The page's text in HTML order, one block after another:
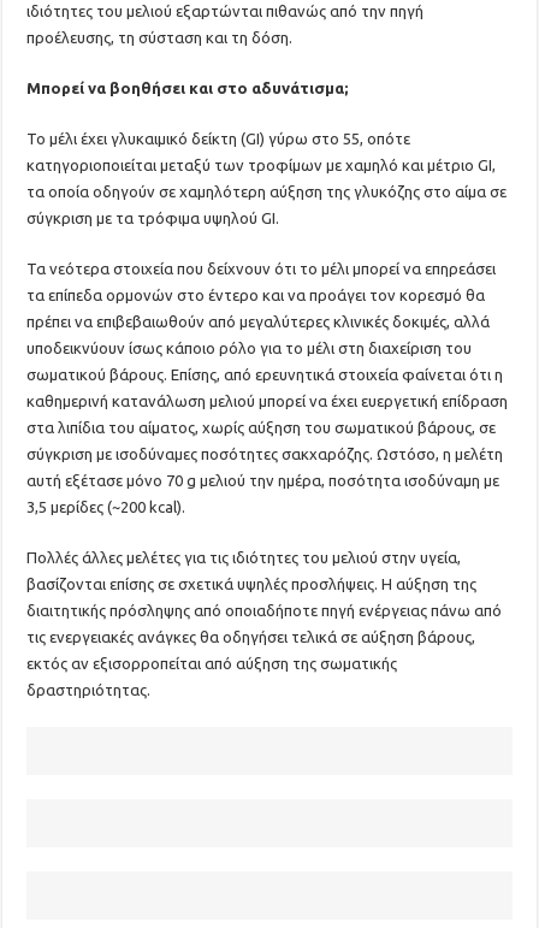
ιδιότητες του μελιού εξαρτώνται πιθανώς από την πηγή
προέλευσης, τη σύσταση και τη δόση.
Μπορεί να βοηθήσει και στο αδυνάτισμα;
Το μέλι έχει γλυκαιμικό δείκτη (GI) γύρω στο 55, οπότε
κατηγοριοποιείται μεταξύ των τροφίμων με χαμηλό και μέτριο GI,
τα οποία οδηγούν σε χαμηλότερη αύξηση της γλυκόζης στο αίμα σε
σύγκριση με τα τρόφιμα υψηλού GI.
Τα νεότερα στοιχεία που δείχνουν ότι το μέλι μπορεί να επηρεάσει
τα επίπεδα ορμονών στο έντερο και να προάγει τον κορεσμό θα
πρέπει να επιβεβαιωθούν από μεγαλύτερες κλινικές δοκιμές, αλλά
υποδεικνύουν ίσως κάποιο ρόλο για το μέλι στη διαχείριση του
σωματικού βάρους. Επίσης, από ερευνητικά στοιχεία φαίνεται ότι η
καθημερινή κατανάλωση μελιού μπορεί να έχει ευεργετική επίδραση
στα λιπίδια του αίματος, χωρίς αύξηση του σωματικού βάρους, σε
σύγκριση με ισοδύναμες ποσότητες σακχαρόζης. Ωστόσο, η μελέτη
αυτή εξέτασε μόνο 70 g μελιού την ημέρα, ποσότητα ισοδύναμη με
3,5 μερίδες (~200 kcal).
Πολλές άλλες μελέτες για τις ιδιότητες του μελιού στην υγεία,
βασίζονται επίσης σε σχετικά υψηλές προσλήψεις. Η αύξηση της
διαιτητικής πρόσληψης από οποιαδήποτε πηγή ενέργειας πάνω από
τις ενεργειακές ανάγκες θα οδηγήσει τελικά σε αύξηση βάρους,
εκτός αν εξισορροπείται από αύξηση της σωματικής
δραστηριότητας.